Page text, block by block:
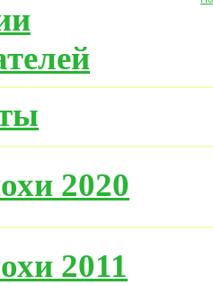
2020
2011